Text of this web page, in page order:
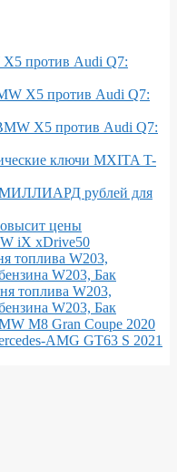
против Audi Q7:
X5 против Audi Q7:
X5 против Audi Q7:
ключи MXITA T-
МИЛЛИАРД рублей для
цены
iX xDrive50
топлива W203,
W203, Бак
топлива W203,
W203, Бак
M8 Gran Coupe 2020
AMG GT63 S 2021